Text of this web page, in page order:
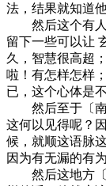
法，结果就知道
然后这个有人
留下一些可以让
久，智慧很高超
啦！有怎样怎样
已，这个心体是
然后至于〔南
这何以见得呢？
候，就顺这语脉
因为有无漏的有
然后这地方〔